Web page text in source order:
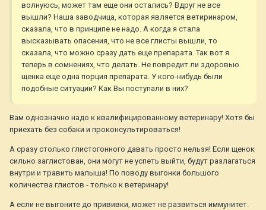
волнуюсь, может там еще они остались? Вдруг не все
вышли? Наша заводчица, которая является ветиринаром,
сказала, что в принципе не надо. А когда я стала
высказывать опасения, что не все глисты вышли, то
сказала, что можно сразу дать еще препарата. Так вот я
теперь в сомнениях, что делать. Не повредит ли здоровью
щенка еще одна порция препарата. У кого-нибудь были
подобные ситуации? Как Вы поступали в них?
Вам однозначно надо к квалифицированному ветеринару! Хотя бы
приехать без собаки и проконсультироваться!
А сразу столько глистогонного давать просто нельзя! Если щенок
сильно заглистован, они могут не успеть выйти, будут разлагаться
внутри и травить малыша! По поводу выгонки большого
количества глистов - только к ветеринару!
А если не выгоните до прививки, может не развиться иммунитет.